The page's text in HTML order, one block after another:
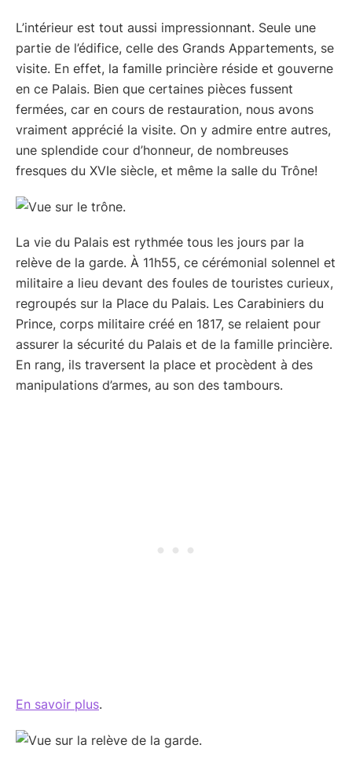
L’intérieur est tout aussi impressionnant. Seule une
partie de l’édifice, celle des Grands Appartements, se
visite. En effet, la famille princière réside et gouverne
en ce Palais. Bien que certaines pièces fussent
fermées, car en cours de restauration, nous avons
vraiment apprécié la visite. On y admire entre autres,
une splendide cour d’honneur, de nombreuses
fresques du XVIe siècle, et même la salle du Trône!
La vie du Palais est rythmée tous les jours par la
relève de la garde. À 11h55, ce cérémonial solennel et
militaire a lieu devant des foules de touristes curieux,
regroupés sur la Place du Palais. Les Carabiniers du
Prince, corps militaire créé en 1817, se relaient pour
assurer la sécurité du Palais et de la famille princière.
En rang, ils traversent la place et procèdent à des
manipulations d’armes, au son des tambours.
En savoir plus.